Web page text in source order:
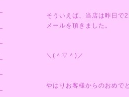
そういえば、当店は昨日で
メールを頂きました。
＼(＾▽＾)／
やはりお客様からのおめで